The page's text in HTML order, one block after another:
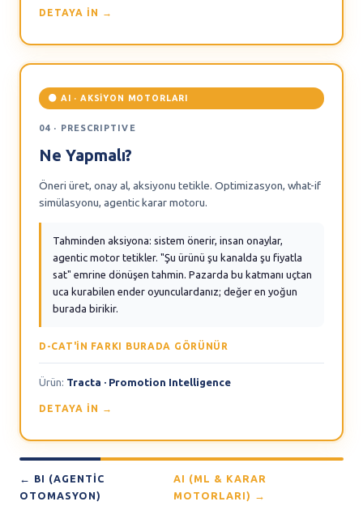
DETAYA IN →
🟠 AI · AKSIYON MOTORLARI
04 · PRESCRIPTIVE
Ne Yapmalı?
Öneri üret, onay al, aksiyonu tetikle. Optimizasyon, what-if
simülasyonu, agentic karar motoru.
Tahminden aksiyona: sistem önerir, insan onaylar,
agentic motor tetikler. "Şu ürünü şu kanalda şu fiyatla
sat" emrine dönüşen tahmin. Pazarda bu katmanı uçtan
uca kurabilen ender oyunculardanız; değer en yoğun
burada birikir.
D-CAT'IN FARKI BURADA GÖRÜNÜR
Ürün: Tracta · Promotion Intelligence
DETAYA IN →
← BI (AGENTIC
OTOMASYON)
AI (ML & KARAR
MOTORLARI) →